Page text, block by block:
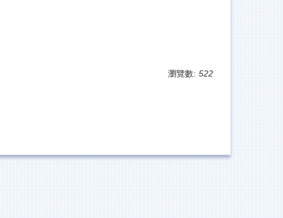
瀏覽數: 522